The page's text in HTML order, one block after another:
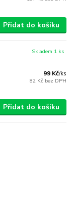
Přidat do košíku
99 Kč/ks
82 Kč bez DPH
Skladem 1 ks
Přidat do košíku